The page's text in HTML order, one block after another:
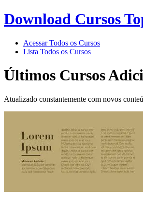
Download Cursos
Acessar Todos os Cursos
Lista Todos os Cursos
Últimos Cursos
Atualizado constantemente com novos